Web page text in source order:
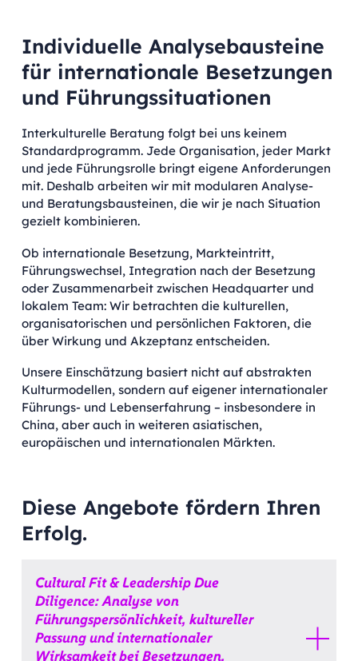
Individuelle Analysebausteine
für internationale Besetzungen
und Führungssituationen
Interkulturelle Beratung folgt bei uns keinem
Standardprogramm. Jede Organisation, jeder Markt
und jede Führungsrolle bringt eigene Anforderungen
mit. Deshalb arbeiten wir mit modularen Analyse-
und Beratungsbausteinen, die wir je nach Situation
gezielt kombinieren.
Ob internationale Besetzung, Markteintritt,
Führungswechsel, Integration nach der Besetzung
oder Zusammenarbeit zwischen Headquarter und
lokalem Team: Wir betrachten die kulturellen,
organisatorischen und persönlichen Faktoren, die
über Wirkung und Akzeptanz entscheiden.
Unsere Einschätzung basiert nicht auf abstrakten
Kulturmodellen, sondern auf eigener internationaler
Führungs- und Lebenserfahrung – insbesondere in
China, aber auch in weiteren asiatischen,
europäischen und internationalen Märkten.
Diese Angebote fördern Ihren
Erfolg.
Cultural Fit & Leadership Due
Diligence: Analyse von
Führungspersönlichkeit, kultureller
Passung und internationaler
Wirksamkeit bei Besetzungen,